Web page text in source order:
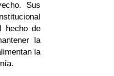
Sus
hecho de
la
la